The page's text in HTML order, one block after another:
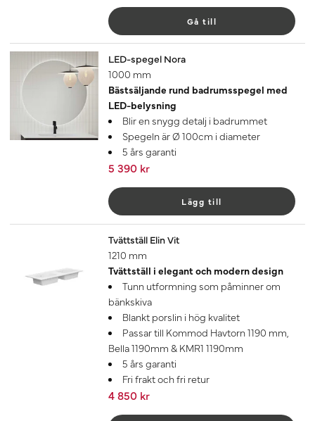
Gå till
LED-spegel Nora
1000 mm
Bästsäljande rund badrumsspegel med
LED-belysning
Blir en snygg detalj i badrummet
Spegeln är Ø 100cm i diameter
5 års garanti
5 390 kr
Lägg till
Tvättställ Elin Vit
1210 mm
Tvättställ i elegant och modern design
Tunn utformning som påminner om
bänkskiva
Blankt porslin i hög kvalitet
Passar till Kommod Havtorn 1190 mm,
Bella 1190mm & KMR1 1190mm
5 års garanti
Fri frakt och fri retur
4 850 kr